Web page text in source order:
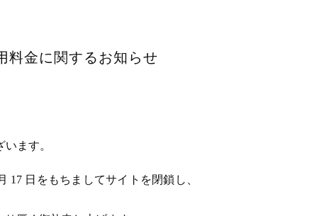
料金に関するお知らせ
ます。
17 日をもちましてサイトを閉鎖し、